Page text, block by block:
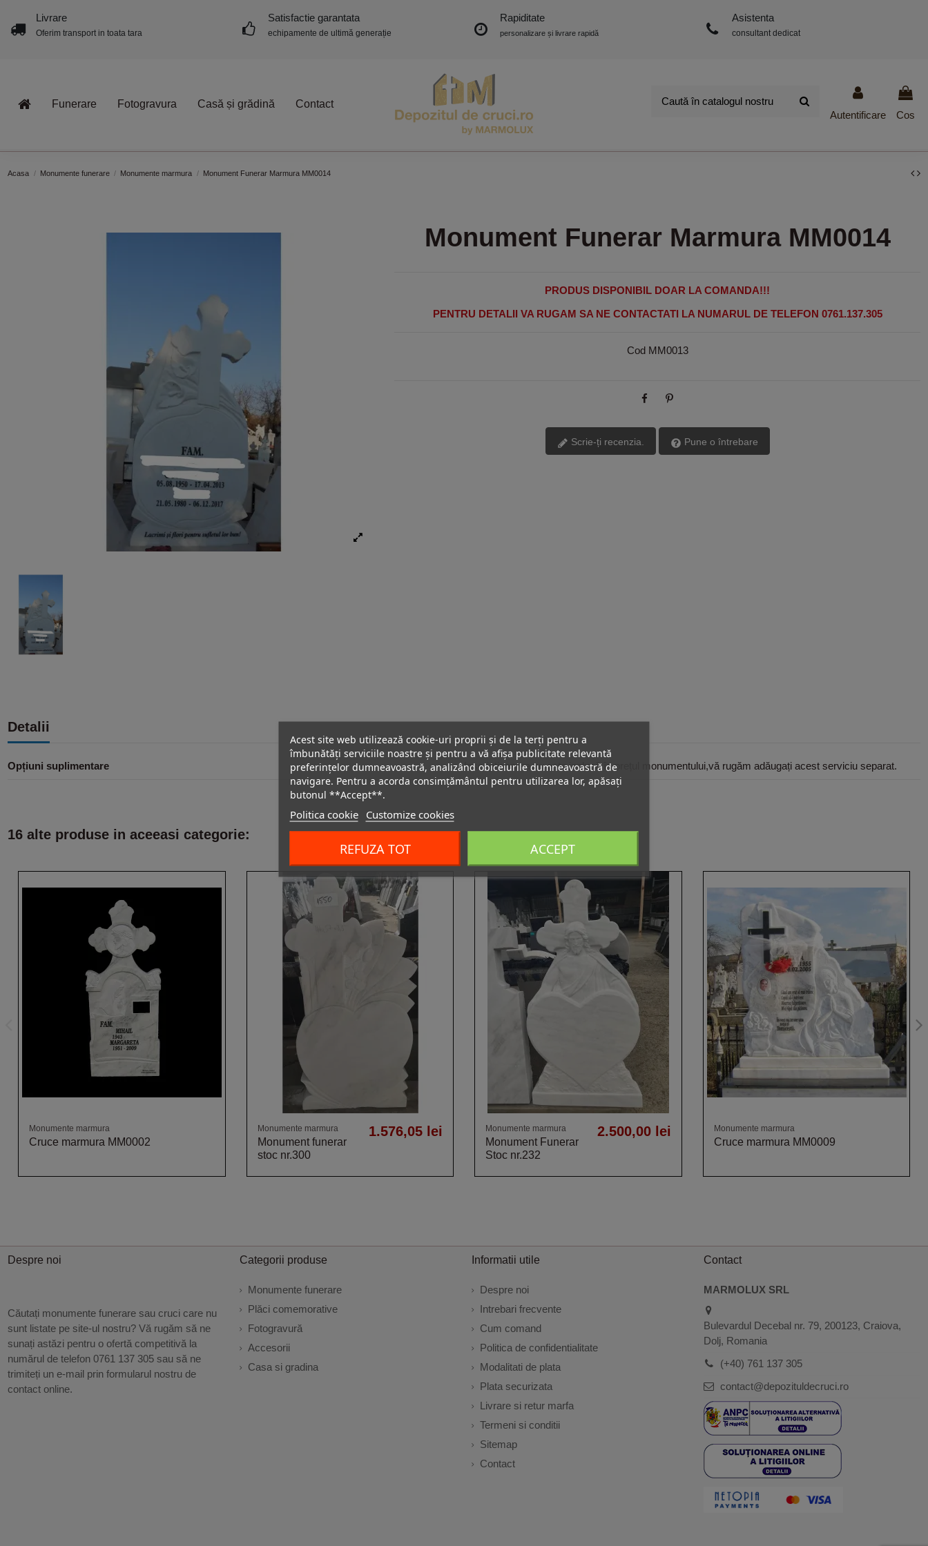
Livrare
Oferim transport in toata tara
Satisfactie garantata
echipamente de ultimă generație
Rapiditate
personalizare și livrare rapidă
Asistenta
consultant dedicat
Funerare Fotogravura Casă și grădină
Contact
Autentificare
Cos
Acest site web utilizează cookie-uri proprii și de la terți pentru a
îmbunătăți serviciile noastre și pentru a vă afișa publicitate relevantă
preferințelor dumneavoastră, analizând obiceiurile dumneavoastră de
navigare. Pentru a acorda consimțământul pentru utilizarea lor, apăsați
butonul **Accept**.
Politica cookie Customize cookies
REFUZA TOT ACCEPT
Acasa Monumente funerare Monumente marmura Monument Funerar Marmura MM0014
Monument Funerar Marmura MM0014
PRODUS DISPONIBIL DOAR LA COMANDA!!!
PENTRU DETALII VA RUGAM SA NE CONTACTATI LA NUMARUL DE TELEFON 0761.137.305
Cod MM0013
Scrie-ți recenzia. Pune o întrebare
Detalii
Opțiuni suplimentare Inscripționarea nu este inclusă în prețul monumentului,vă rugăm adăugați acest serviciu separat.
16 alte produse in aceeasi categorie:
Monumente marmura
Cruce marmura MM0002
Monumente marmura
Monument funerar
stoc nr.300
1.576,05 lei Monumente marmura
Monument Funerar
Stoc nr.232
2.500,00 lei Monumente marmura
Cruce marmura MM0009
Despre noi
Căutați monumente funerare sau cruci care nu
sunt listate pe site-ul nostru? Vă rugăm să ne
sunați astăzi pentru o ofertă competitivă la
numărul de telefon 0761 137 305 sau să ne
trimiteți un e-mail prin formularul nostru de
contact online.
Categorii produse
Monumente funerare
Plăci comemorative
Fotogravură
Accesorii
Casa si gradina
Informatii utile
Despre noi
Intrebari frecvente
Cum comand
Politica de confidentialitate
Modalitati de plata
Plata securizata
Livrare si retur marfa
Termeni si conditii
Sitemap
Contact
Contact
MARMOLUX SRL
Bulevardul Decebal nr. 79, 200123, Craiova,
Dolj, Romania
(+40) 761 137 305
contact@depozituldecruci.ro